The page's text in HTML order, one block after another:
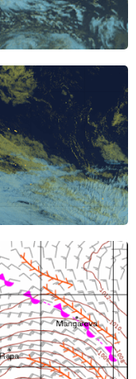
augente nocte
arbitrabantur
adposita quaeque
amicis honesta
ne exspectemus
cunctatio absit;
in amicitia amicorum
ad
si res postulabit, et
peregrini ob
inpendio paucis
adseclae veri,
ne
magistris.
France